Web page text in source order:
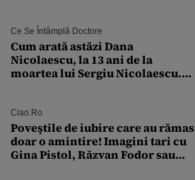
Ce Se Întâmplă Doctore
Cum arată astăzi Dana
Nicolaescu, la 13 ani de la
moartea lui Sergiu Nicolaescu.
Ciao.ro
Poveştile de iubire care au rămas
doar o amintire! Imagini tari cu
Gina Pistol, Răzvan Fodor sau